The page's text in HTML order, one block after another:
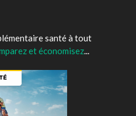
santé à tout
et économisez...